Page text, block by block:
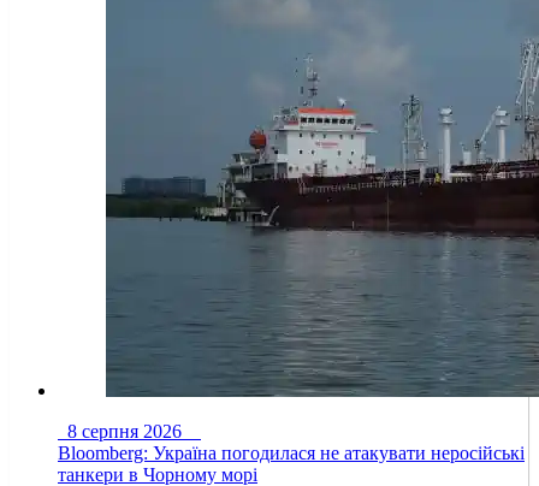
8 серпня 2026
Bloomberg: Україна погодилася не атакувати неросійські
танкери в Чорному морі